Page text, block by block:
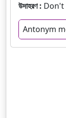
উদাহরণ : Don't
Antonym